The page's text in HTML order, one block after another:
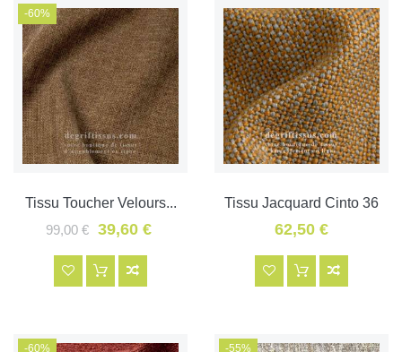
-60%
Tissu Toucher Velours...
99,00 €
39,60 €
Tissu Jacquard Cinto 36
62,50 €
-60% -55%